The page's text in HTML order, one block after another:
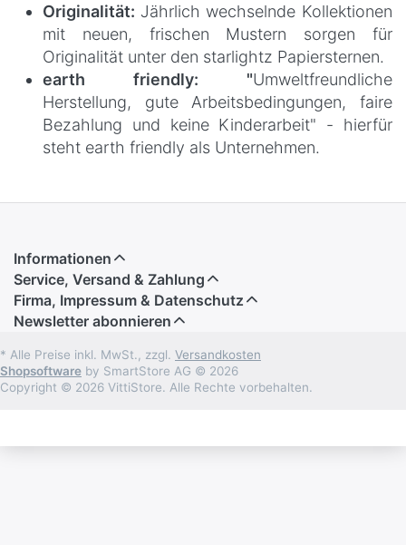
Originalität: Jährlich wechselnde Kollektionen
mit neuen, frischen Mustern sorgen für
Originalität unter den starlightz Papiersternen.
earth friendly: "Umweltfreundliche
Herstellung, gute Arbeitsbedingungen, faire
Bezahlung und keine Kinderarbeit" - hierfür
steht earth friendly als Unternehmen.
Informationen
Service, Versand & Zahlung
Firma, Impressum & Datenschutz
Newsletter abonnieren
* Alle Preise inkl. MwSt., zzgl. Versandkosten
Shopsoftware by SmartStore AG © 2026
Copyright © 2026 VittiStore. Alle Rechte vorbehalten.